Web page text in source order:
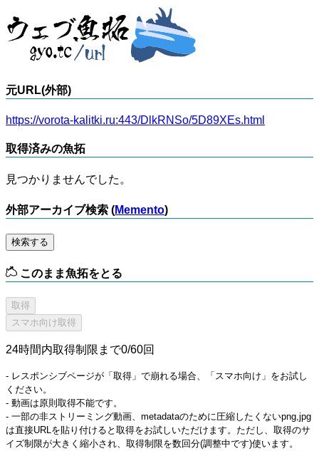
元URL(外部)
https://vorota-kalitki.ru:443/DlkRNSo/5D89XEs.html
取得済みの魚拓
見つかりませんでした。
外部アーカイブ検索 (Memento)
検索する
このまま魚拓をとる
24時間内取得制限まで0/60回
- レスポンシブページが「取得」で崩れる場合、「スマホ向け」をお試し
ください。
- 動画は原則取得不能です。
- 一部の非ストリーミング動画、metadataのために圧縮したくないpng,jpg
は直接URLを貼り付けると取得をお試しいただけます。ただし、取得のサ
イズ制限が大きく縮小され、取得制限を数回分(調整中です)使います。